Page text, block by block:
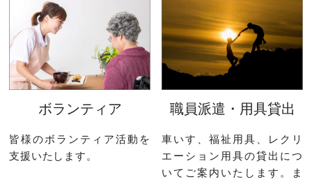
ボランティア
皆様のボランティア活動を
支援いたします。
職員派遣・用具貸出
車いす、福祉用具、レクリ
エーション用具の貸出につ
いてご案内いたします。ま